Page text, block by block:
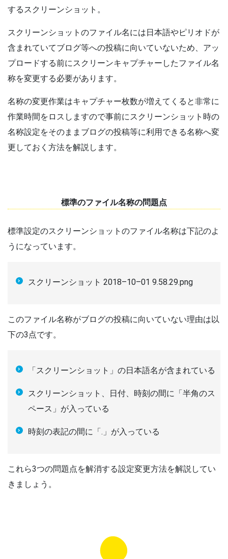
するスクリーンショット。
スクリーンショットのファイル名には日本語やピリオドが
含まれていてブログ等への投稿に向いていないため、アッ
プロードする前にスクリーンキャプチャーしたファイル名
称を変更する必要があります。
名称の変更作業はキャプチャー枚数が増えてくると非常に
作業時間をロスしますので事前にスクリーンショット時の
名称設定をそのままブログの投稿等に利用できる名称へ変
更しておく方法を解説します。
標準のファイル名称の問題点
標準設定のスクリーンショットのファイル名称は下記のよ
うになっています。
スクリーンショット 2018–10–01 9.58.29.png
このファイル名称がブログの投稿に向いていない理由は以
下の3点です。
「スクリーンショット」の日本語名が含まれている
スクリーンショット、日付、時刻の間に「半角のス
ペース」が入っている
時刻の表記の間に「.」が入っている
これら3つの問題点を解消する設定変更方法を解説してい
きましょう。